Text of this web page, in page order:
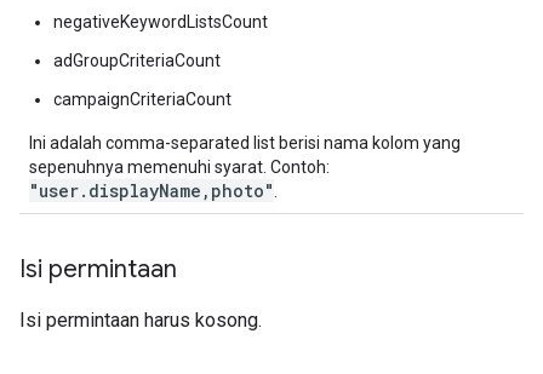
negativeKeywordListsCount
adGroupCriteriaCount
campaignCriteriaCount
Ini adalah comma-separated list berisi nama kolom yang
sepenuhnya memenuhi syarat. Contoh:
"user.displayName,photo"
Isi permintaan
Isi permintaan harus kosong.